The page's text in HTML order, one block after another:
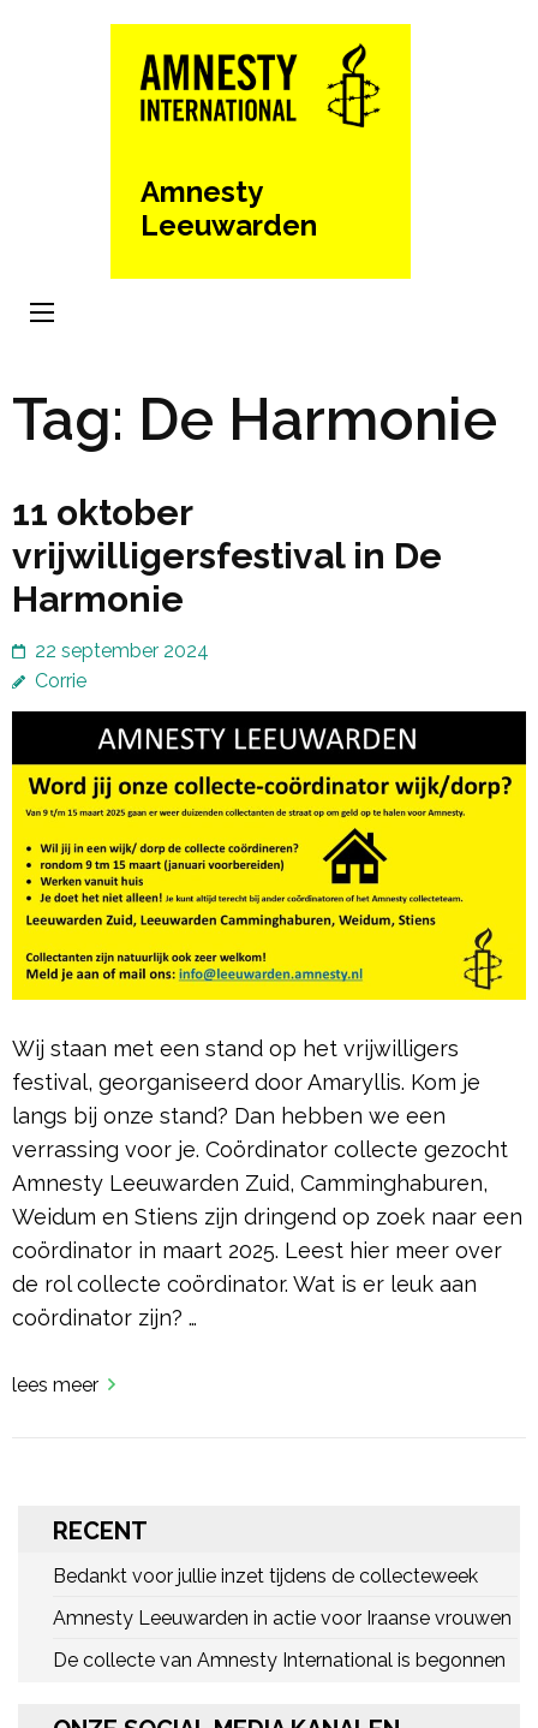
Amnesty
Leeuwarden
Tag: De Harmonie
11 oktober
vrijwilligersfestival in De
Harmonie
22 september 2024
Corrie
Wij staan met een stand op het vrijwilligers
festival, georganiseerd door Amaryllis. Kom je
langs bij onze stand? Dan hebben we een
verrassing voor je. Coördinator collecte gezocht
Amnesty Leeuwarden Zuid, Camminghaburen,
Weidum en Stiens zijn dringend op zoek naar een
coördinator in maart 2025. Leest hier meer over
de rol collecte coördinator. Wat is er leuk aan
coördinator zijn? …
lees meer
RECENT
Bedankt voor jullie inzet tijdens de collecteweek
Amnesty Leeuwarden in actie voor Iraanse vrouwen
De collecte van Amnesty International is begonnen